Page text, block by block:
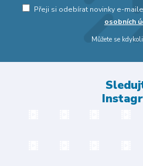
Přeji si odebírat novinky e-
osobních
Můžete se